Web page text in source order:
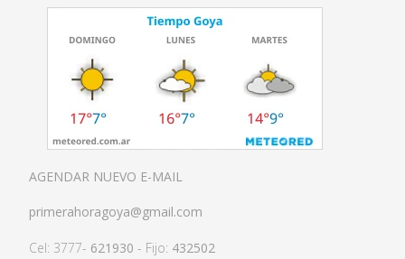
AGENDAR NUEVO E-MAIL
primerahoragoya@gmail.com
Cel: 3777- 621930 - Fijo: 432502